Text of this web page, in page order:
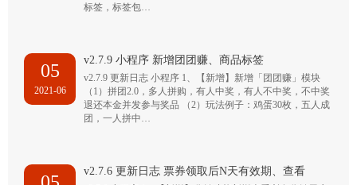
标签，标签包…
05
2021-06
v2.7.9 小程序 新增团团赚、商品标签
v2.7.9 更新日志 小程序 1、【新增】新增「团团赚」模块
（1）拼团2.0，多人拼购，有人中奖，有人不中奖，不中奖
退还本金并发参与奖品 （2）玩法例子：鸡蛋30枚，五人成
团，一人拼中…
v2.7.6 更新日志 票券领取后N天有效期、查看